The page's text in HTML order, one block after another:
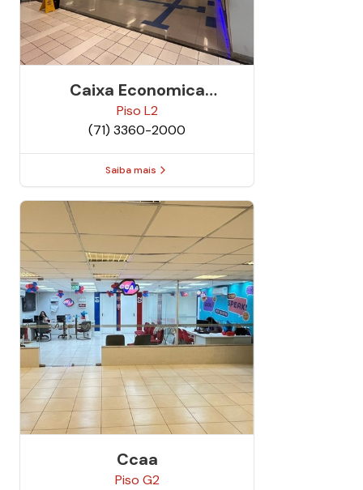
Caixa Economica
Federal
Piso L2
(71) 3360-2000
Saiba mais
Ccaa
Piso G2